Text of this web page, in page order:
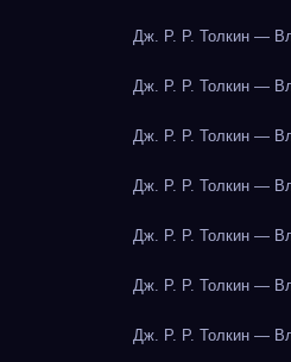
Дж. Р. Р. Толкин —
Дж. Р. Р. Толкин —
Дж. Р. Р. Толкин —
Дж. Р. Р. Толкин —
Дж. Р. Р. Толкин —
Дж. Р. Р. Толкин —
Дж. Р. Р. Толкин —